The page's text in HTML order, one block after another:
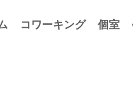
コワーキング 個室